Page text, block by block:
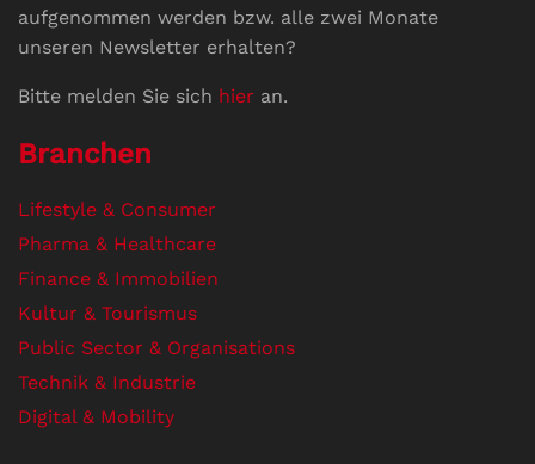
aufgenommen werden bzw. alle zwei Monate
unseren Newsletter erhalten?
Bitte melden Sie sich hier an.
Branchen
Lifestyle & Consumer
Pharma & Healthcare
Finance & Immobilien
Kultur & Tourismus
Public Sector & Organisations
Technik & Industrie
Digital & Mobility